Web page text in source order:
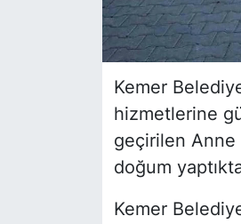
Kemer
hizmetlerine
geçirilen Anne
doğum
Kemer